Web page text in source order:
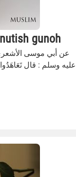
gunoh
عليه وسلم : قال